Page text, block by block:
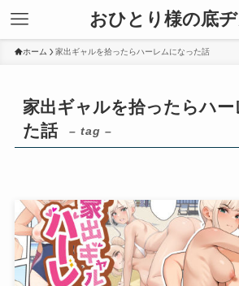
おひとり様の底
ホーム 家出ギャルを拾ったらハーレムになった話
家出ギャルを拾ったらハー
た話
– tag –